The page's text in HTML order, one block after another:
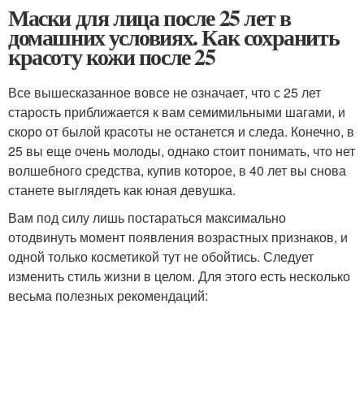
Маски для лица после 25 лет в
домашних условиях. Как сохранить
красоту кожи после 25
Все вышесказанное вовсе не означает, что с 25 лет
старость приближается к вам семимильными шагами, и
скоро от былой красоты не останется и следа. Конечно, в
25 вы еще очень молоды, однако стоит понимать, что нет
волшебного средства, купив которое, в 40 лет вы снова
станете выглядеть как юная девушка.
Вам под силу лишь постараться максимально
отодвинуть момент появления возрастных признаков, и
одной только косметикой тут не обойтись. Следует
изменить стиль жизни в целом. Для этого есть несколько
весьма полезных рекомендаций: